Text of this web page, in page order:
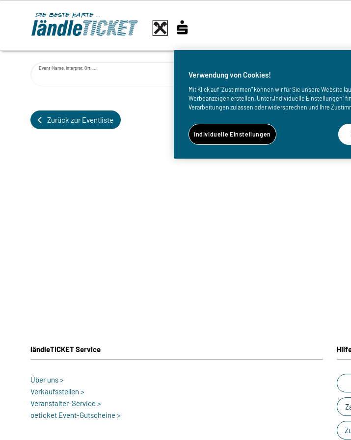
Event-Name, Interpret, Ort, ...
Zurück zur Eventliste
ländleTICKET Service
Über uns >
Verkaufsstellen >
Veranstalter-Service >
oeticket Event-Gutscheine >
Verwendung von Cookies!
Mit Klick auf "Zustimmen" können wir für Sie unsere Website
Werbeanzeigen erstellen. Unter „Individuelle Einstellungen“
Verarbeitungen zulassen oder widersprechen und Ihre
Individuelle Einstellungen